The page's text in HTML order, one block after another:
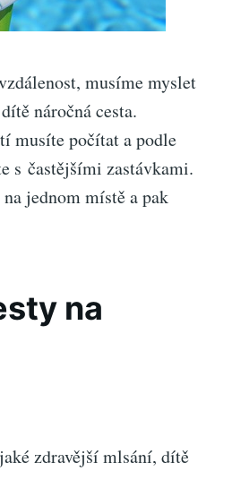
musíme myslet
náročná cesta.
musíte počítat a podle
s častějšími zastávkami.
jednom místě a pak
na
zdravější mlsání, dítě